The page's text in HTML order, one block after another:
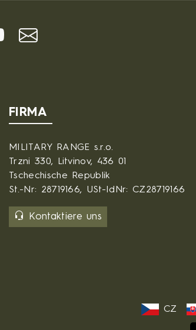
FIRMA
MILITARY RANGE s.r.o.
Trzni 330, Litvinov, 436 01
Tschechische Republik
St.-Nr: 28719166, USt-IdNr: CZ28719166
Kontaktiere uns
CZ